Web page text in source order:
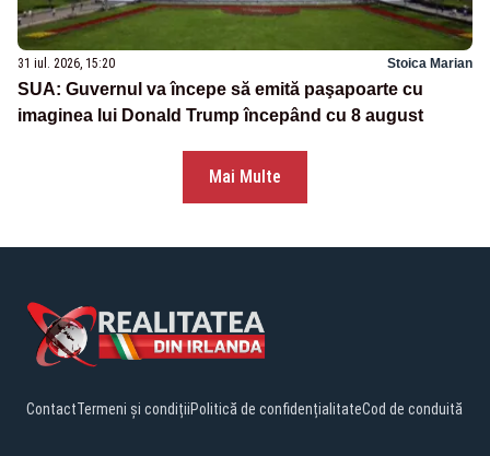
31 iul. 2026, 15:20 Stoica Marian
SUA: Guvernul va începe să emită paşapoarte cu
imaginea lui Donald Trump începând cu 8 august
Mai Multe
ContactTermeni și condițiiPolitică de confidențialitateCod de conduită